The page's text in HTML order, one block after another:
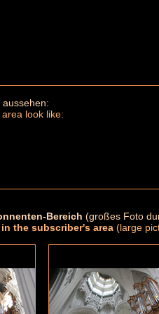
aussehen:
look like:
Bereich (großes Foto
the subscriber's area (large